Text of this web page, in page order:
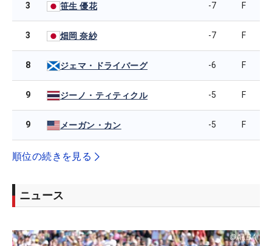
3 笹生 優花 -7 F
3 畑岡 奈紗 -7 F
8 ジェマ・ドライバーグ -6 F
9 ジーノ・ティティクル -5 F
9 メーガン・カン -5 F
順位の続きを見る
ニュース